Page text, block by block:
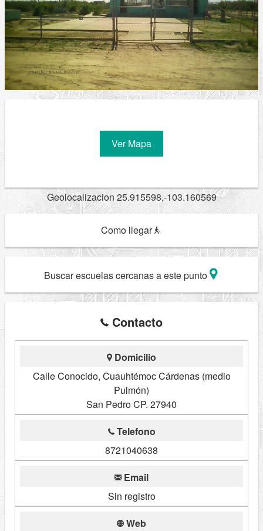
Ver Mapa
Geolocalizacion 25.915598,-103.160569
Como llegar
Buscar escuelas cercanas a este punto
Contacto
Domicilio
Calle Conocido, Cuauhtémoc Cárdenas (medio
Pulmón)
San Pedro CP. 27940
Telefono
8721040638
Email
Sin registro
Web